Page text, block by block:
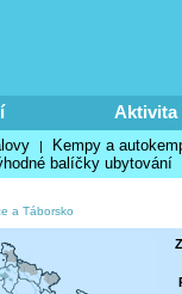
Aktivita
| Kempy a
balíčky ubytování
a Táborsko